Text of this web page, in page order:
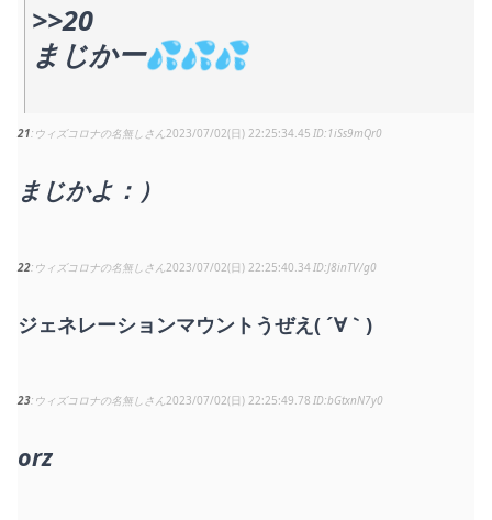
>>20
まじかー💦💦💦
21 ウィズコロナの名無しさん2023/07/02(日) 22:25:34.45 1iSs9mQr0
まじかよ：）
22 ウィズコロナの名無しさん2023/07/02(日) 22:25:40.34 J8inTV/g0
ジェネレーションマウントうぜえ( ´∀｀)
23 ウィズコロナの名無しさん2023/07/02(日) 22:25:49.78 bGtxnN7y0
orz